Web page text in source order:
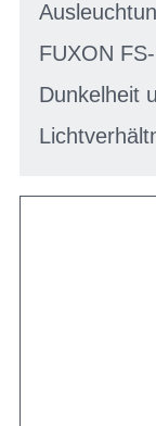
FUXON
Dunkelheit